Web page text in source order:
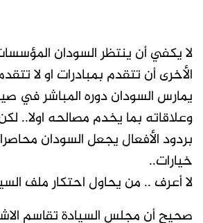
لا يكفي أن ينتظر السودان
الأخرى أن تتقدم بمبادرات او لا
يمارس السودان دوره المباشر في
وعلاقاته بما يخدم مصالحه اولا..
بردود الأفعال يجعل السودان
خيارات..
لا أعرف .. من يحاول احتكار ملف
صحيح أن مجلس السيادة تقاسم